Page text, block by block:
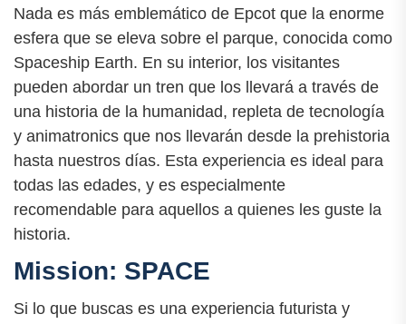
Nada es más emblemático de Epcot que la enorme
esfera que se eleva sobre el parque, conocida como
Spaceship Earth. En su interior, los visitantes
pueden abordar un tren que los llevará a través de
una historia de la humanidad, repleta de tecnología
y animatronics que nos llevarán desde la prehistoria
hasta nuestros días. Esta experiencia es ideal para
todas las edades, y es especialmente
recomendable para aquellos a quienes les guste la
historia.
Mission: SPACE
Si lo que buscas es una experiencia futurista y